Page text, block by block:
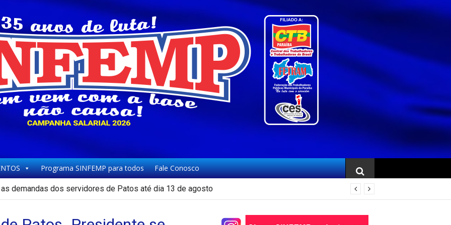
Programa SINFEMP para todos Fale Conosco
demandas dos servidores de Patos até dia 13 de agosto